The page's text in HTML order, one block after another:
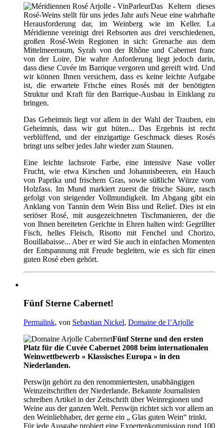
Das Keltern dieses
Rosé-Weins stellt für uns jedes Jahr aufs Neue eine wahrhafte
Herausforderung dar, im Weinberg wie im Keller. La
Méridienne vereinigt drei Rebsorten aus drei verschiedenen,
großen Rosé-Wein Regionen in sich: Grenache aus dem
Mittelmeerraum, Syrah von der Rhône und Cabernet franc
von der Loire. Die wahre Anforderung liegt jedoch darin,
dass diese Cuvée im Barrique vergoren und gereift wird. Und
wir können Ihnen versichern, dass es keine leichte Aufgabe
ist, die erwartete Frische eines Rosés mit der benötigten
Struktur und Kraft für den Barrique-Ausbau in Einklang zu
bringen.
Das Geheimnis liegt vor allem in der Wahl der Trauben, ein
Geheimnis, dass wir gut hüten... Das Ergebnis ist recht
verblüffend, und der einzigartige Geschmack dieses Rosés
bringt uns selber jedes Jahr wieder zum Staunen.
Eine leichte lachsrote Farbe, eine intensive Nase voller
Frucht, wie etwa Kirschen und Johannisbeeren, ein Hauch
von Paprika und frischem Gras, sowie süßliche Würze vom
Holzfass. Im Mund markiert zuerst die frische Säure, rasch
gefolgt von steigender Vollmundigkeit. Im Abgang gibt ein
Anklang von Tannin dem Wein Biss und Relief. Dies ist ein
seriöser Rosé, mit ausgezeichneten Tischmanieren, der die
von Ihnen bereiteten Gerichte in Ehren halten wird: Gegrillter
Fisch, helles Fleisch, Risotto mit Fenchel und Chorizo,
Bouillabaisse... Aber er wird Sie auch in einfachen Momenten
der Entspannung mit Freude begleiten, wie es sich für einen
guten Rosé eben gehört.
Fünf Sterne Cabernet!
Permalink, von Sebastian Nickel, Domaine de l’Arjolle
Fünf Sterne und den ersten
Platz für die Cuvée Cabernet 2008 beim internationalen
Weinwettbewerb « Klassisches Europa » in den
Niederlanden.
Perswijn gehört zu den renommiertesten, unabhängigen
Weinzeitschriften der Niederlande. Bekannte Journalisten
schreiben Artikel in der Zeitschrift über Weinregionen und
Weine aus der ganzen Welt. Perswijn richtet sich vor allem an
den Weinliebhaber, der gerne ein „ Glas guten Wein“ trinkt.
Für jede Ausgabe probiert eine Expertenkommission rund 100